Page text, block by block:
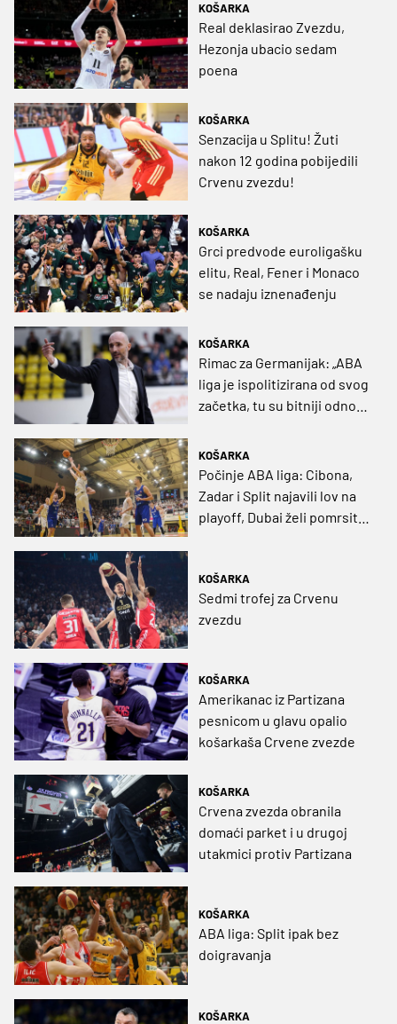
KOŠARKA
Real deklasirao Zvezdu,
Hezonja ubacio sedam
poena
KOŠARKA
Senzacija u Splitu! Žuti
nakon 12 godina pobijedili
Crvenu zvezdu!
KOŠARKA
Grci predvode euroligašku
elitu, Real, Fener i Monaco
se nadaju iznenađenju
KOŠARKA
Rimac za Germanijak: „ABA
liga je ispolitizirana od svog
začetka, tu su bitniji odnosi
osvježenje“
KOŠARKA
Počinje ABA liga: Cibona,
Zadar i Split najavili lov na
playoff, Dubai želi pomrsiti
KOŠARKA
Sedmi trofej za Crvenu
zvezdu
KOŠARKA
Amerikanac iz Partizana
pesnicom u glavu opalio
košarkaša Crvene zvezde
KOŠARKA
Crvena zvezda obranila
domaći parket i u drugoj
utakmici protiv Partizana
KOŠARKA
ABA liga: Split ipak bez
doigravanja
KOŠARKA